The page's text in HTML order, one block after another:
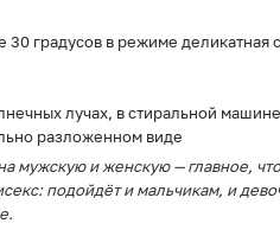
30 градусов в режиме деликатная
лучах, в стиральной
разложенном виде
мужскую и женскую — главное,
подойдёт и мальчикам, и